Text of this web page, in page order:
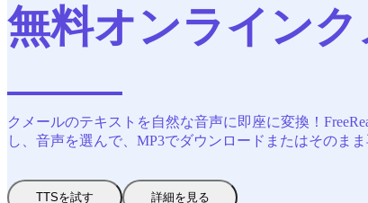
ニュース
料金
お問い合わせ
無料オンライン
クメールのテキストを自然な音声に即座に変換！
し、音声を選んで、MP3でダウンロードまたはそのまま
TTSを試す 詳細を見る